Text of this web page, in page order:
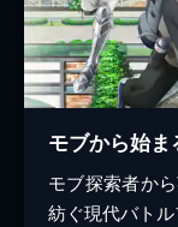
モブから始
モブ探索者か
紡ぐ現代バト